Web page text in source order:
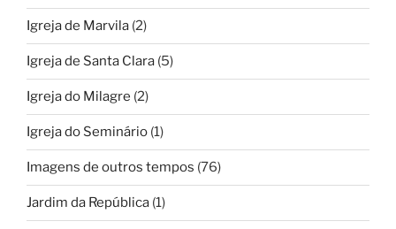
Igreja de Marvila (2)
Igreja de Santa Clara (5)
Igreja do Milagre (2)
Igreja do Seminário (1)
Imagens de outros tempos (76)
Jardim da República (1)